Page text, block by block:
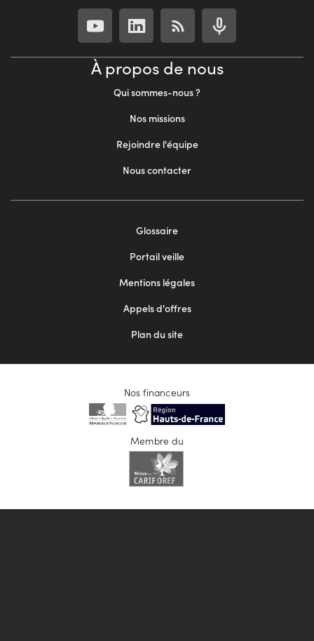
À propos de nous
Qui sommes-nous ?
Nos missions
Rejoindre l'équipe
Nous contacter
Glossaire
Portail veille
Mentions légales
Appels d'offres
Plan du site
Nos financeurs
Membre du